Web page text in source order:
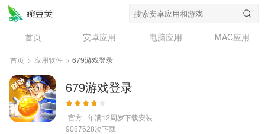
首页 安卓应用 电脑应用
MAC应用
资讯
专题
问答
首页 > 应用软件 > 679游戏登录
679游戏登录
官方 年满12周岁下载安装
9087628次下载